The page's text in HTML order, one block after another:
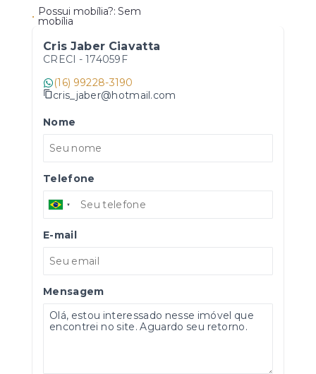
• Possui mobília?: Sem
mobília
Cris Jaber Ciavatta
CRECI - 174059F
(16) 99228-3190
cris_jaber@hotmail.com
Nome
Telefone
E-mail
Mensagem